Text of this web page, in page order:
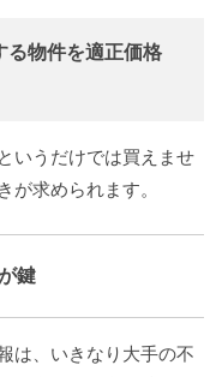
る物件を適正価格
いうだけでは買えませ
が求められます。
鍵
は、いきなり大手の不